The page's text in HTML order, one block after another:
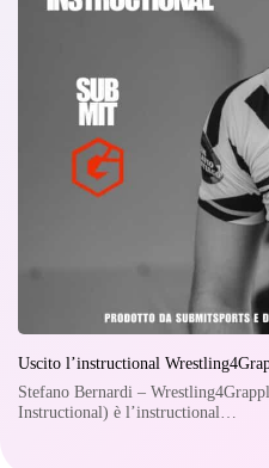
Uscito l’instructional
Stefano Bernardi –
Instructional) è l’instructional…